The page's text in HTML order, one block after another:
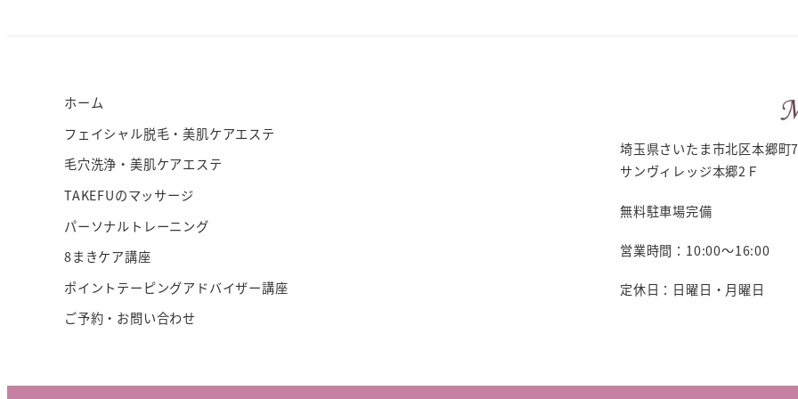
ホーム
フェイシャル脱毛・美肌ケアエステ
毛穴洗浄・美肌ケアエステ
TAKEFUのマッサージ
パーソナルトレーニング
8まきケア講座
ポイントテーピングアドバイザー講座
ご予約・お問い合わせ
埼玉県さいたま市北区本郷町
サンヴィレッジ本郷2Ｆ
無料駐車場完備
営業時間：10:00～16:00
定休日：日曜日・月曜日